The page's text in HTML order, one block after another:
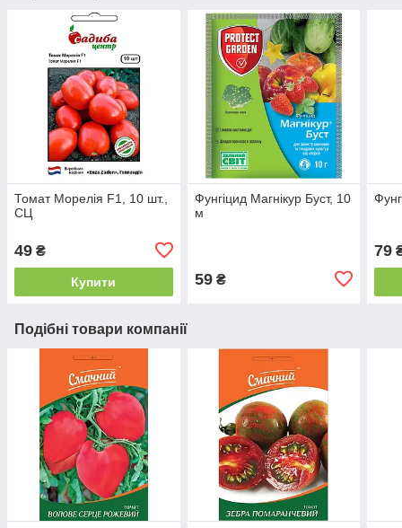
Томат Морелія F1, 10 шт.,
СЦ
49 ₴
Купити
Фунгіцид Магнікур Буст, 10
м
59₴
79
Подібні товари компанії